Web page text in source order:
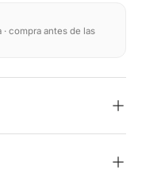
compra antes de las